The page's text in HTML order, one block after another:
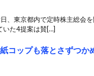
、東京都内で定時株主総会
いた4提案は賛[…]
コップも落とさずつ